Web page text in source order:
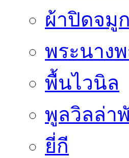
ผ้าปิดจมูก
พระนาง
พื้นไวนิล
พูลวิลล่า
ยี่กี